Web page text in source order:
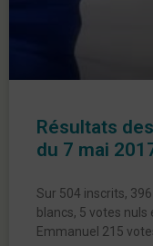
Résultats
du 7 mai
Sur 504 inscrits,
blancs, 5 votes
Emmanuel 215